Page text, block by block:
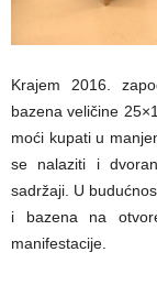
Krajem 2016.
bazena veličine
moći kupati u
se nalaziti i
sadržaji. U
i bazena na
manifestacije.